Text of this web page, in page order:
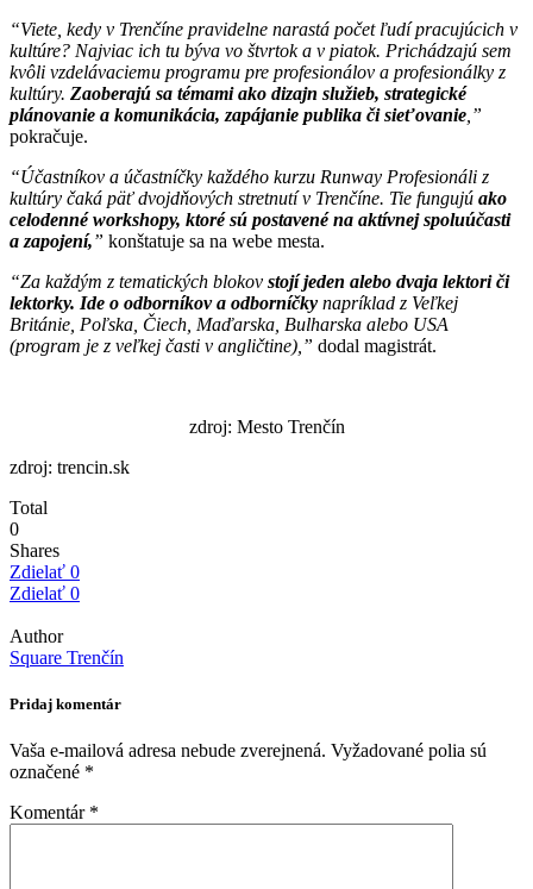
“Viete, kedy v Trenčíne pravidelne narastá počet ľudí pracujúcich v
kultúre? Najviac ich tu býva vo štvrtok a v piatok. Prichádzajú sem
kvôli vzdelávaciemu programu pre profesionálov a profesionálky z
kultúry. Zaoberajú sa témami ako dizajn služieb, strategické
plánovanie a komunikácia, zapájanie publika či sieťovanie ,”
pokračuje.
“Účastníkov a účastníčky každého kurzu Runway Profesionáli z
kultúry čaká päť dvojdňových stretnutí v Trenčíne. Tie fungujú ako
celodenné workshopy, ktoré sú postavené na aktívnej spoluúčasti
a zapojení,” konštatuje sa na webe mesta.
“Za každým z tematických blokov stojí jeden alebo dvaja lektori či
lektorky. Ide o odborníkov a odborníčky napríklad z Veľkej
Británie, Poľska, Čiech, Maďarska, Bulharska alebo USA
(program je z veľkej časti v angličtine),” dodal magistrát.
zdroj: Mesto Trenčín
zdroj: trencin.sk
Total
0
Shares
Zdielať 0
Zdielať 0
Author
Square Trenčín
Pridaj komentár
Vaša e-mailová adresa nebude zverejnená. Vyžadované polia sú
označené *
Komentár *